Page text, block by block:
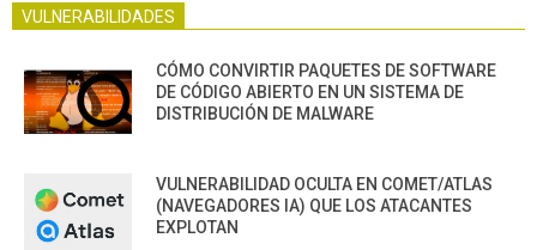
VULNERABILIDADES
CÓMO CONVIRTIR PAQUETES DE SOFTWARE
DE CÓDIGO ABIERTO EN UN SISTEMA DE
DISTRIBUCIÓN DE MALWARE
VULNERABILIDAD OCULTA EN COMET/ATLAS
(NAVEGADORES IA) QUE LOS ATACANTES
EXPLOTAN